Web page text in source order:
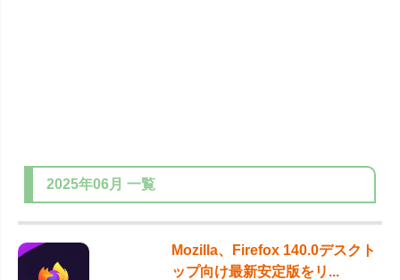
2025年06月 一覧
Mozilla、Firefox 140.0デスクト
ップ向け最新安定版をリ...